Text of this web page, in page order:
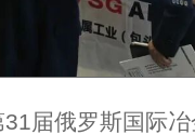
届俄罗斯国际